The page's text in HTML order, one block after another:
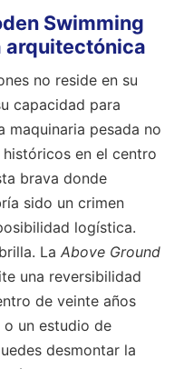
Swimming
arquitectónica
no reside en su
capacidad para
maquinaria pesada no
en el centro
brava donde
sido un crimen
logística.
La Above Ground
una reversibilidad
de veinte años
un estudio de
desmontar la